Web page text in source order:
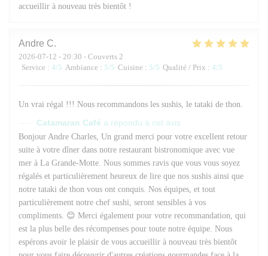
accueillir à nouveau très bientôt !
Andre C
2026-07-12 - 20:30 - Couverts 2
Service : 4/5 Ambiance : 5/5 Cuisine : 5/5 Qualité / Prix : 4/5
Un vrai régal !!! Nous recommandons les sushis, le tataki de thon.
Catamaran Café a répondu à cet avis
Bonjour Andre Charles, Un grand merci pour votre excellent retour
suite à votre dîner dans notre restaurant bistronomique avec vue
mer à La Grande-Motte. Nous sommes ravis que vous vous soyez
régalés et particulièrement heureux de lire que nos sushis ainsi que
notre tataki de thon vous ont conquis. Nos équipes, et tout
particulièrement notre chef sushi, seront sensibles à vos
compliments. 😊 Merci également pour votre recommandation, qui
est la plus belle des récompenses pour toute notre équipe. Nous
espérons avoir le plaisir de vous accueillir à nouveau très bientôt